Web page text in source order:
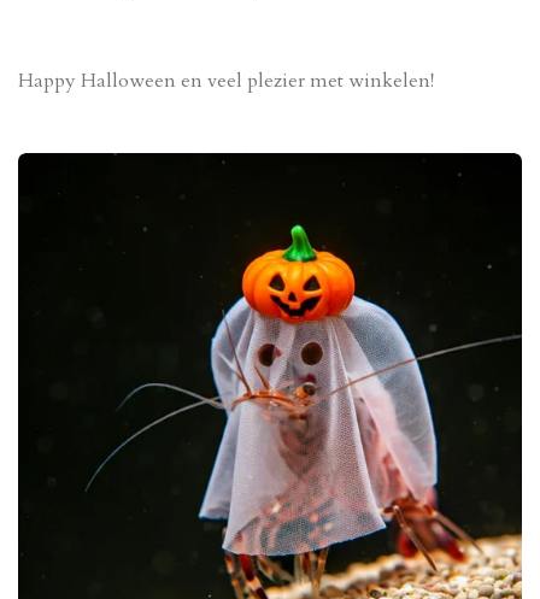
Happy Halloween en veel plezier met winkelen!